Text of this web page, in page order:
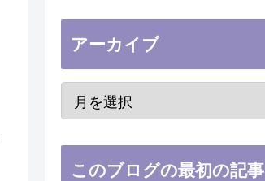
アーカイブ
このブログの最初の記事